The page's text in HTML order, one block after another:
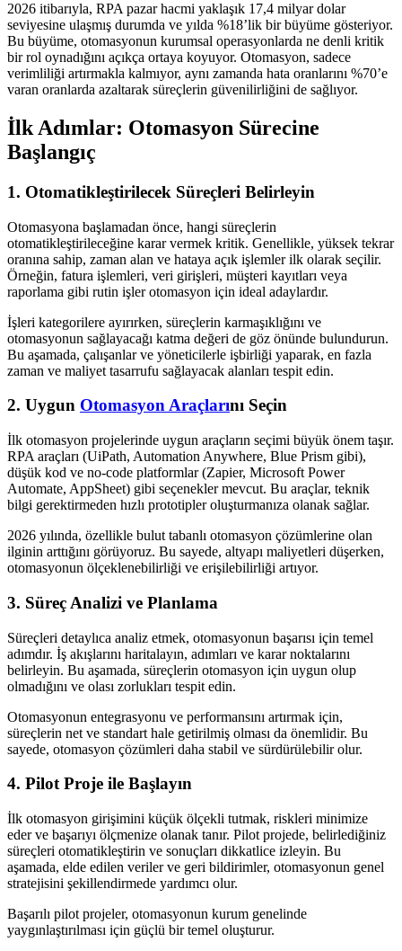
2026 itibarıyla, RPA pazar hacmi yaklaşık 17,4 milyar dolar
seviyesine ulaşmış durumda ve yılda %18’lik bir büyüme gösteriyor.
Bu büyüme, otomasyonun kurumsal operasyonlarda ne denli kritik
bir rol oynadığını açıkça ortaya koyuyor. Otomasyon, sadece
verimliliği artırmakla kalmıyor, aynı zamanda hata oranlarını %70’e
varan oranlarda azaltarak süreçlerin güvenilirliğini de sağlıyor.
İlk Adımlar: Otomasyon Sürecine
Başlangıç
1. Otomatikleştirilecek Süreçleri Belirleyin
Otomasyona başlamadan önce, hangi süreçlerin
otomatikleştirileceğine karar vermek kritik. Genellikle, yüksek tekrar
oranına sahip, zaman alan ve hataya açık işlemler ilk olarak seçilir.
Örneğin, fatura işlemleri, veri girişleri, müşteri kayıtları veya
raporlama gibi rutin işler otomasyon için ideal adaylardır.
İşleri kategorilere ayırırken, süreçlerin karmaşıklığını ve
otomasyonun sağlayacağı katma değeri de göz önünde bulundurun.
Bu aşamada, çalışanlar ve yöneticilerle işbirliği yaparak, en fazla
zaman ve maliyet tasarrufu sağlayacak alanları tespit edin.
2. Uygun Otomasyon Araçlarını Seçin
İlk otomasyon projelerinde uygun araçların seçimi büyük önem taşır.
RPA araçları (UiPath, Automation Anywhere, Blue Prism gibi),
düşük kod ve no-code platformlar (Zapier, Microsoft Power
Automate, AppSheet) gibi seçenekler mevcut. Bu araçlar, teknik
bilgi gerektirmeden hızlı prototipler oluşturmanıza olanak sağlar.
2026 yılında, özellikle bulut tabanlı otomasyon çözümlerine olan
ilginin arttığını görüyoruz. Bu sayede, altyapı maliyetleri düşerken,
otomasyonun ölçeklenebilirliği ve erişilebilirliği artıyor.
3. Süreç Analizi ve Planlama
Süreçleri detaylıca analiz etmek, otomasyonun başarısı için temel
adımdır. İş akışlarını haritalayın, adımları ve karar noktalarını
belirleyin. Bu aşamada, süreçlerin otomasyon için uygun olup
olmadığını ve olası zorlukları tespit edin.
Otomasyonun entegrasyonu ve performansını artırmak için,
süreçlerin net ve standart hale getirilmiş olması da önemlidir. Bu
sayede, otomasyon çözümleri daha stabil ve sürdürülebilir olur.
4. Pilot Proje ile Başlayın
İlk otomasyon girişimini küçük ölçekli tutmak, riskleri minimize
eder ve başarıyı ölçmenize olanak tanır. Pilot projede, belirlediğiniz
süreçleri otomatikleştirin ve sonuçları dikkatlice izleyin. Bu
aşamada, elde edilen veriler ve geri bildirimler, otomasyonun genel
stratejisini şekillendirmede yardımcı olur.
Başarılı pilot projeler, otomasyonun kurum genelinde
yaygınlaştırılması için güçlü bir temel oluşturur.